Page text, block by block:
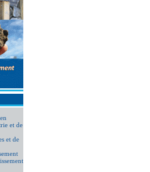
et de
et de